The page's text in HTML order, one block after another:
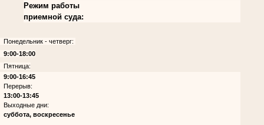
Режим работы
приемной суда:
Понедельник - четверг:
9:00-18:00
Пятница:
9:00-16:45
Перерыв:
13:00-13:45
Выходные дни:
суббота, воскресенье